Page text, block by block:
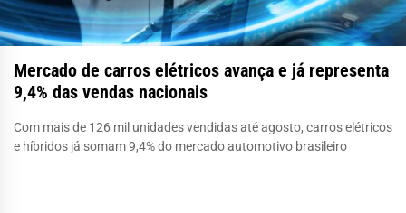
Mercado de carros elétricos avança e já representa
9,4% das vendas nacionais
Com mais de 126 mil unidades vendidas até agosto, carros elétricos
e híbridos já somam 9,4% do mercado automotivo brasileiro